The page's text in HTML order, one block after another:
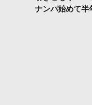
ナンパ始めて半